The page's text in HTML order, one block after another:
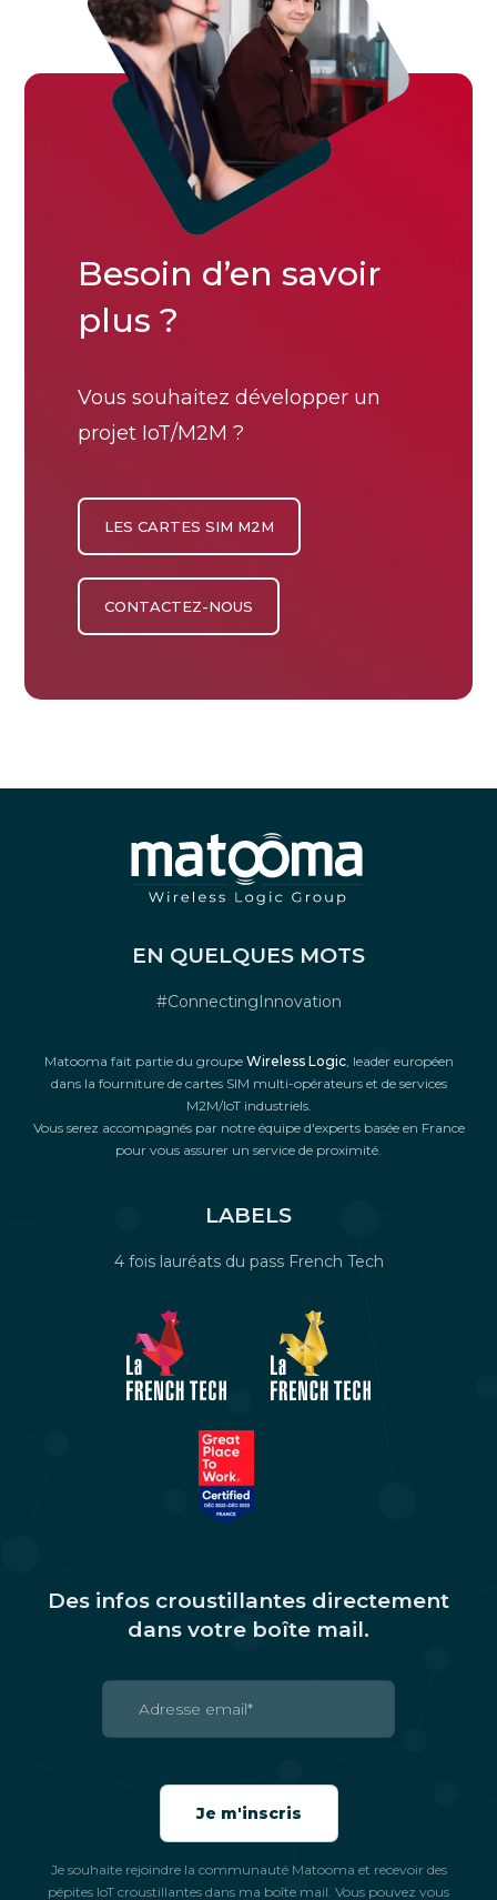
Besoin d’en savoir
plus ?
Vous souhaitez développer un
projet IoT/M2M ?
LES CARTES SIM M2M
CONTACTEZ-NOUS
EN QUELQUES MOTS
#ConnectingInnovation
Matooma fait partie du groupe Wireless Logic, leader européen
dans la fourniture de cartes SIM multi-opérateurs et de services
M2M/IoT industriels.
Vous serez accompagnés par notre équipe d'experts basée en France
pour vous assurer un service de proximité.
LABELS
4 fois lauréats du pass French Tech
Des infos croustillantes directement
dans votre boîte mail.
Je souhaite rejoindre la communauté Matooma et recevoir des
pépites IoT croustillantes dans ma boîte mail. Vous pouvez vous